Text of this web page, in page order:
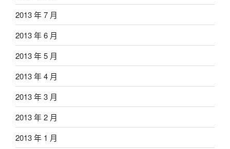
2013 年 7 月
2013 年 6 月
2013 年 5 月
2013 年 4 月
2013 年 3 月
2013 年 2 月
2013 年 1 月